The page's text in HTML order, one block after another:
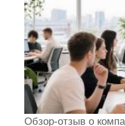
Обзор-отзыв о